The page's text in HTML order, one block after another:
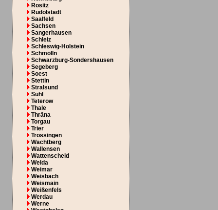
Rositz
Rudolstadt
Saalfeld
Sachsen
Sangerhausen
Schleiz
Schleswig-Holstein
Schmölln
Schwarzburg-Sondershausen
Segeberg
Soest
Stettin
Stralsund
Suhl
Teterow
Thale
Thräna
Torgau
Trier
Trossingen
Wachtberg
Wallensen
Wattenscheid
Weida
Weimar
Weisbach
Weismain
Weißenfels
Werdau
Werne